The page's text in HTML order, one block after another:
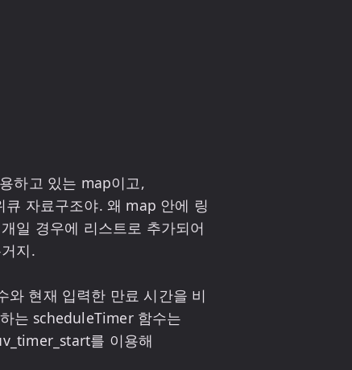
하고 있는 map이고,
자료구조야. 왜 map 안에 링
일 경우에 리스트로 추가되어
지.
현재 입력한 만료 시간을 비
는 scheduleTimer 함수는
를 이용해